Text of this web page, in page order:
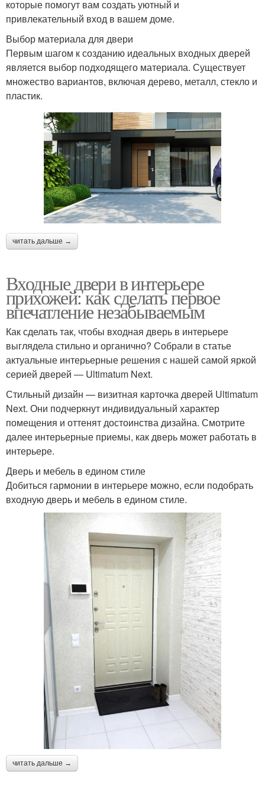
которые помогут вам создать уютный и
привлекательный вход в вашем доме.
Выбор материала для двери
Первым шагом к созданию идеальных входных дверей
является выбор подходящего материала. Существует
множество вариантов, включая дерево, металл, стекло и
пластик.
читать дальше →
Входные двери в интерьере
прихожей: как сделать первое
впечатление незабываемым
Как сделать так, чтобы входная дверь в интерьере
выглядела стильно и органично? Собрали в статье
актуальные интерьерные решения с нашей самой яркой
серией дверей ― Ultimatum Next.
Стильный дизайн — визитная карточка дверей Ultimatum
Next. Они подчеркнут индивидуальный характер
помещения и оттенят достоинства дизайна. Смотрите
далее интерьерные приемы, как дверь может работать в
интерьере.
Дверь и мебель в едином стиле
Добиться гармонии в интерьере можно, если подобрать
входную дверь и мебель в едином стиле.
читать дальше →